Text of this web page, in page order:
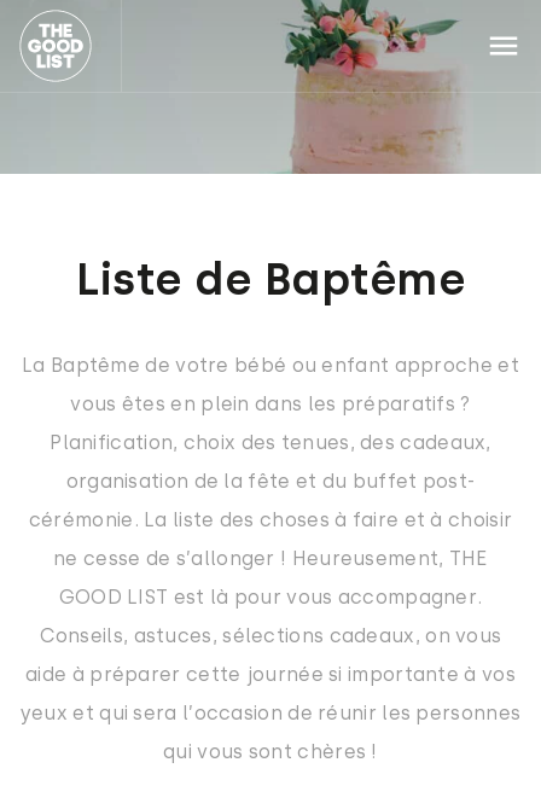
Liste de Baptême
La Baptême de votre bébé ou enfant approche et
vous êtes en plein dans les préparatifs ?
Planification, choix des tenues, des cadeaux,
organisation de la fête et du buffet post-
cérémonie. La liste des choses à faire et à choisir
ne cesse de s’allonger ! Heureusement, THE
GOOD LIST est là pour vous accompagner.
Conseils, astuces, sélections cadeaux, on vous
aide à préparer cette journée si importante à vos
yeux et qui sera l’occasion de réunir les personnes
qui vous sont chères !